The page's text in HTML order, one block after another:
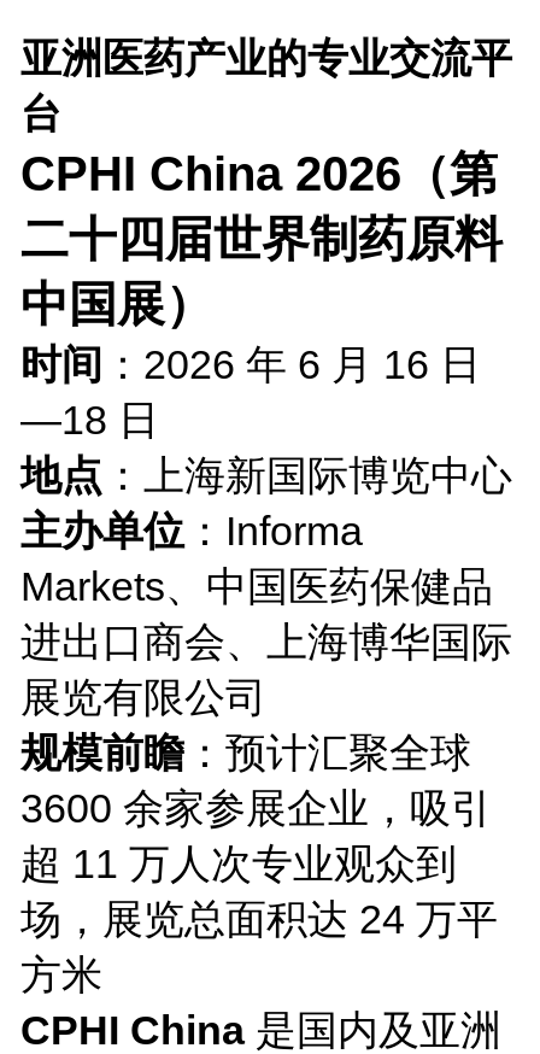
亚洲医药产业的专业交流平
台
CPHI China 2026（第
二十四届世界制药原料
中国展）
时间 ：2026 年 6 月 16 日
—18 日
地点 ：上海新国际博览中心
主办单位 ：Informa
Markets、中国医药保健品
进出口商会、上海博华国际
展览有限公司
规模前瞻：预计汇聚全球
3600 余家参展企业，吸引
超 11 万人次专业观众到
场，展览总面积达 24 万平
方米
CPHI China是国内及亚洲